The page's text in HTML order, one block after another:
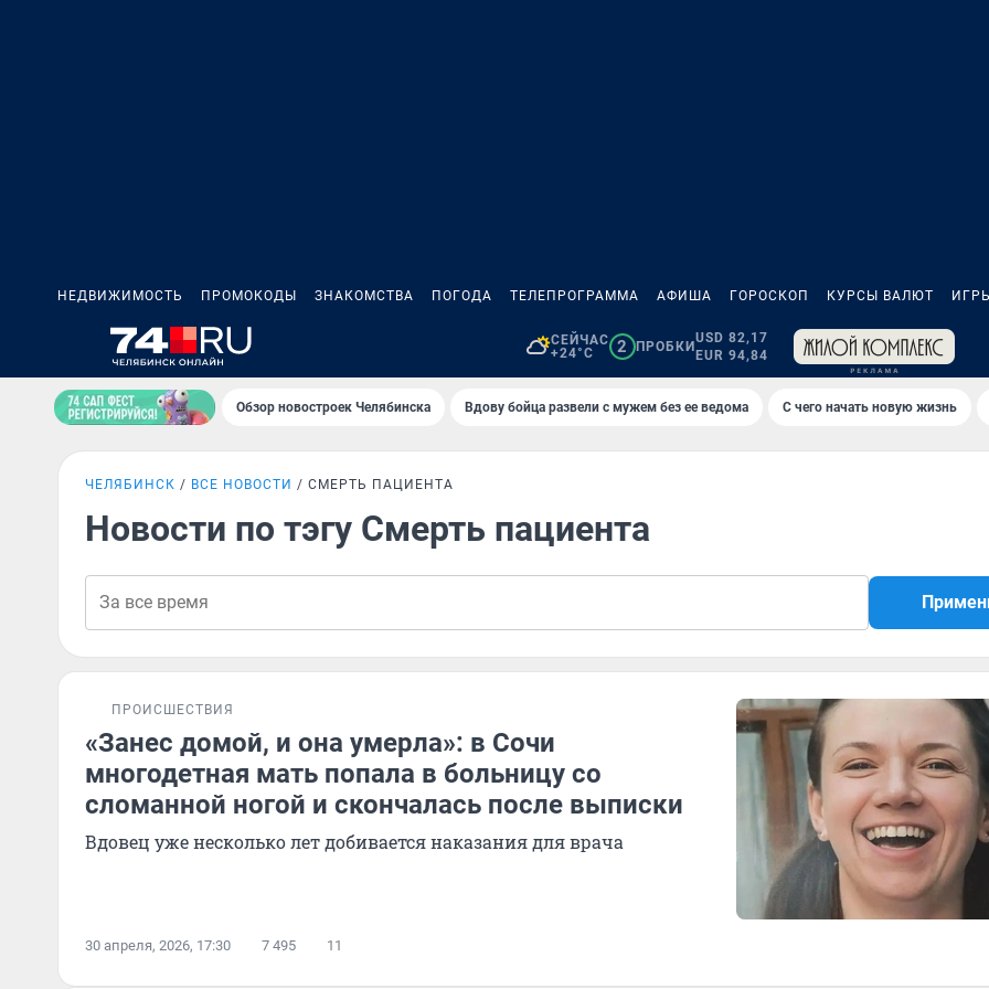
НЕДВИЖИМОСТЬ ПРОМОКОДЫ ЗНАКОМСТВА ПОГОДА ТЕЛЕПРОГРАММА АФИША ГОРОСКОП КУРСЫ ВАЛЮТ
СЕЙЧАС
+24°C
2 ПРОБКИ
USD 82,17
EUR 94,84
Обзор новостроек Челябинска Вдову бойца развели с мужем без ее ведома С чего начать новую жизнь
ЧЕЛЯБИНСК ВСЕ НОВОСТИ СМЕРТЬ ПАЦИЕНТА
Новости по тэгу Смерть пациента
ПРОИСШЕСТВИЯ
«Занес домой, и она умерла»: в Сочи
многодетная мать попала в больницу со
сломанной ногой и скончалась после выписки
Вдовец уже несколько лет добивается наказания для врача
30 апреля, 2026, 17:30 7 495 11